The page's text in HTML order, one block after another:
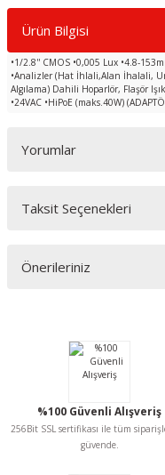
Ürün Bilgisi
•1/2.8'' CMOS •0,005 Lux •4.8-
•Analizler (Hat İhlali,Alan İhalali,
Algılama) Dahili Hoparlör, Flaşör
•24VAC •HiPoE (maks.40W)
Yorumlar
Bu
Taksit Seçenekleri
Önerileriniz
Görüş ve önerileriniz için
Ürün açıklamasında
Ürün bilgilerinde hatalar
%100 Güvenli Alışveriş
256Bit SSL sertifikası ile tüm
güvende.